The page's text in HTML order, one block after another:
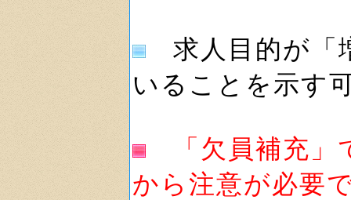
求人目的が「
いることを示す
「欠員補充
から注意が必要